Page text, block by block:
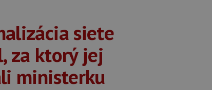
siete
za ktorý jej
ministerku